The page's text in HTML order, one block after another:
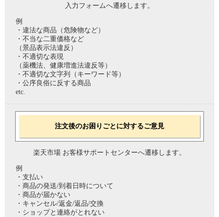
入力フォームへ遷移します。
例
・違法な商品（危険物など）
・不当な二重価格など
（景品表示法違反）
・不適切な表現
（薬機法、健康増進法違反等）
・不適切な文字列（キーワード等）
・公序良俗に反する商品
etc.
注文後のお困りごとに対するご意見
楽天市場 お客様サポートセンターへ遷移します。
例
・支払い
・商品の発送/到着日時について
・商品が届かない
・キャンセル/返金/返品/交換
・ショップと連絡がとれない